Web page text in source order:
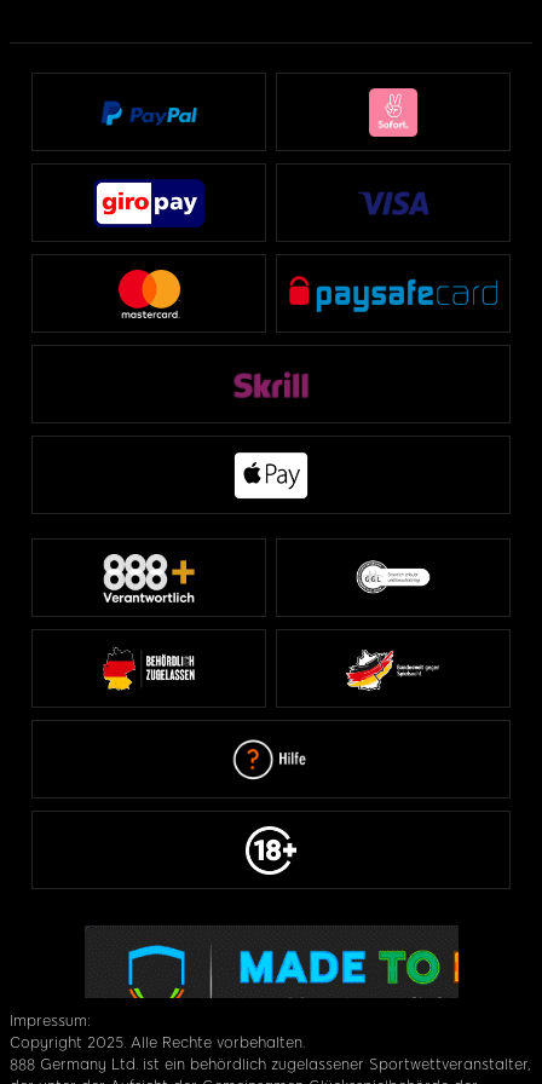
Impressum:
Copyright 2025. Alle Rechte vorbehalten.
888 Germany Ltd. ist ein behördlich zugelassener Sportwettveranstalter,